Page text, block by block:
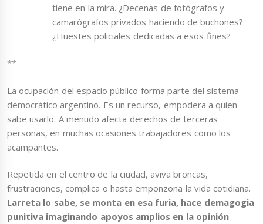
tiene en la mira. ¿Decenas de fotógrafos y
camarógrafos privados haciendo de buchones?
¿Huestes policiales dedicadas a esos fines?
**
La ocupación del espacio público forma parte del sistema
democrático argentino. Es un recurso, empodera a quien
sabe usarlo. A menudo afecta derechos de terceras
personas, en muchas ocasiones trabajadores como los
acampantes.
Repetida en el centro de la ciudad, aviva broncas,
frustraciones, complica o hasta emponzoña la vida cotidiana.
Larreta lo sabe, se monta en esa furia, hace demagogia
punitiva imaginando apoyos amplios en la opinión